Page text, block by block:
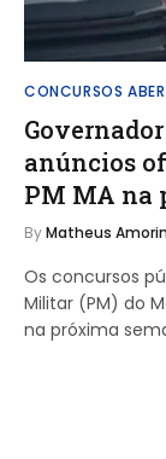
CONCURSOS
anúncios
PM MA na
ByMatheus
Os concursos
Militar (PM) do
na próxima